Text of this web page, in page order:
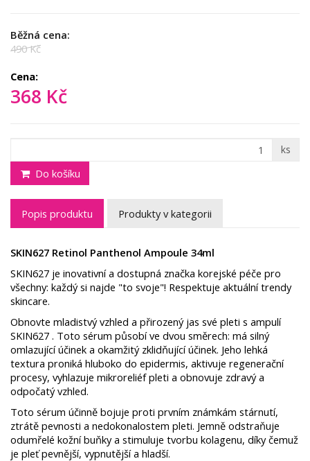
Běžná cena:
490 Kč
Cena:
368 Kč
ks
Do košíku
Popis produktu Produkty v kategorii
SKIN627 Retinol Panthenol Ampoule 34ml
SKIN627 je inovativní a dostupná značka korejské péče pro
všechny: každý si najde "to svoje"! Respektuje aktuální trendy
skincare.
Obnovte mladistvý vzhled a přirozený jas své pleti s ampulí
SKIN627 . Toto sérum působí ve dvou směrech: má silný
omlazující účinek a okamžitý zklidňující účinek. Jeho lehká
textura proniká hluboko do epidermis, aktivuje regenerační
procesy, vyhlazuje mikroreliéf pleti a obnovuje zdravý a
odpočatý vzhled.
Toto sérum účinně bojuje proti prvním známkám stárnutí,
ztrátě pevnosti a nedokonalostem pleti. Jemně odstraňuje
odumřelé kožní buňky a stimuluje tvorbu kolagenu, díky čemuž
je pleť pevnější, vypnutější a hladší.